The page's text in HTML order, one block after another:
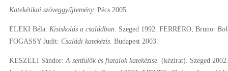
Katekétikaiszöveggyűjtemény. Pécs 2005.
ELEKI Béla: Kisiskolás a családban. Szeged 1992. FERRERO, Bruno:
FOGASSY Judit: Családi katekézis. Budapest 2003.
KESZELI Sándor: A serdülők és fiatalok katekézise. (kézirat). Szeged